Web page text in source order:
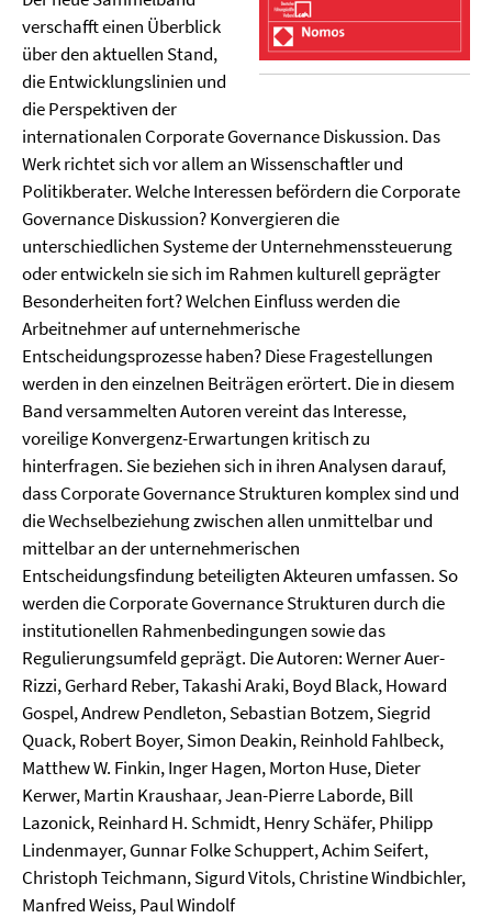
verschafft einen Überblick
über den aktuellen Stand,
die Entwicklungslinien und
die Perspektiven der
internationalen Corporate Governance Diskussion. Das
Werk richtet sich vor allem an Wissenschaftler und
Politikberater. Welche Interessen befördern die Corporate
Governance Diskussion? Konvergieren die
unterschiedlichen Systeme der Unternehmenssteuerung
oder entwickeln sie sich im Rahmen kulturell geprägter
Besonderheiten fort? Welchen Einfluss werden die
Arbeitnehmer auf unternehmerische
Entscheidungsprozesse haben? Diese Fragestellungen
werden in den einzelnen Beiträgen erörtert. Die in diesem
Band versammelten Autoren vereint das Interesse,
voreilige Konvergenz-Erwartungen kritisch zu
hinterfragen. Sie beziehen sich in ihren Analysen darauf,
dass Corporate Governance Strukturen komplex sind und
die Wechselbeziehung zwischen allen unmittelbar und
mittelbar an der unternehmerischen
Entscheidungsfindung beteiligten Akteuren umfassen. So
werden die Corporate Governance Strukturen durch die
institutionellen Rahmenbedingungen sowie das
Regulierungsumfeld geprägt. Die Autoren: Werner Auer-
Rizzi, Gerhard Reber, Takashi Araki, Boyd Black, Howard
Gospel, Andrew Pendleton, Sebastian Botzem, Siegrid
Quack, Robert Boyer, Simon Deakin, Reinhold Fahlbeck,
Matthew W. Finkin, Inger Hagen, Morton Huse, Dieter
Kerwer, Martin Kraushaar, Jean-Pierre Laborde, Bill
Lazonick, Reinhard H. Schmidt, Henry Schäfer, Philipp
Lindenmayer, Gunnar Folke Schuppert, Achim Seifert,
Christoph Teichmann, Sigurd Vitols, Christine Windbichler,
Manfred Weiss, Paul Windolf